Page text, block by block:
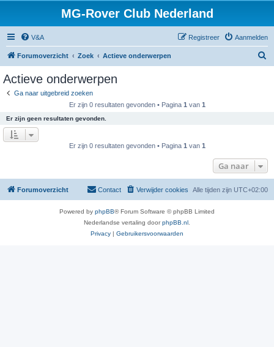
MG-Rover Club Nederland
V&A Aanmelden
Registreer
Forumoverzicht Zoek Actieve onderwerpen
Actieve onderwerpen
Ga naar uitgebreid zoeken
Er zijn 0 resultaten gevonden • Pagina 1 van 1
Er zijn geen resultaten gevonden.
Er zijn 0 resultaten gevonden • Pagina 1 van 1
Ga naar
Forumoverzicht Alle tijden zijn UTC+02:00
Verwijder cookies
Contact
Powered by phpBB® Forum Software © phpBB Limited
Nederlandse vertaling doorphpBB.nl
Privacy | Gebruikersvoorwaarden